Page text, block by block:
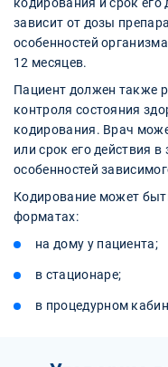
зависит от дозы
особенностей
12 месяцев.
Пациент должен также
контроля состояния
кодирования. Врач
или срок его действия
особенностей
Кодирование может
форматах:
на дому у пациента;
в стационаре;
в процедурном